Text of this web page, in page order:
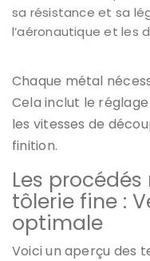
sa résistance et sa
l’aéronautique et les
Chaque métal
Cela inclut le
les vitesses de
finition.
Les
tôlerie fine :
optimale
Voici un aperçu des